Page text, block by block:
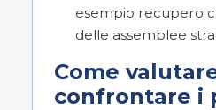
esempio recupero
delle assemblee
Come
confrontare i